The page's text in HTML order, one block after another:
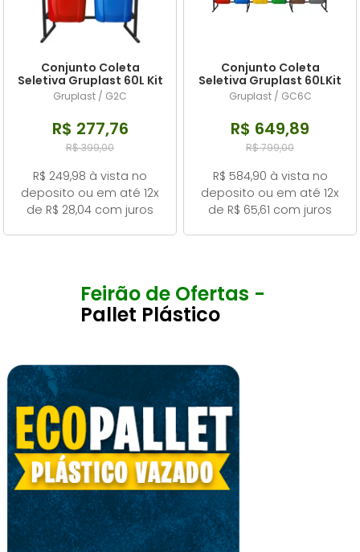
Conjunto Coleta
Seletiva Gruplast 60L Kit
com 2 Lixeiras.
Gruplast / G2C
R$ 277,76
R$ 399,00
R$ 249,98 à vista no
deposito ou em até 12x
de R$ 28,04 com juros
Conjunto Coleta
Seletiva Gruplast 60LKit
com 6 Lixeiras
Gruplast / GC6C
R$ 649,89
R$ 799,00
R$ 584,90 à vista no
deposito ou em até 12x
de R$ 65,61 com juros
Feirão de Ofertas -
Pallet Plástico